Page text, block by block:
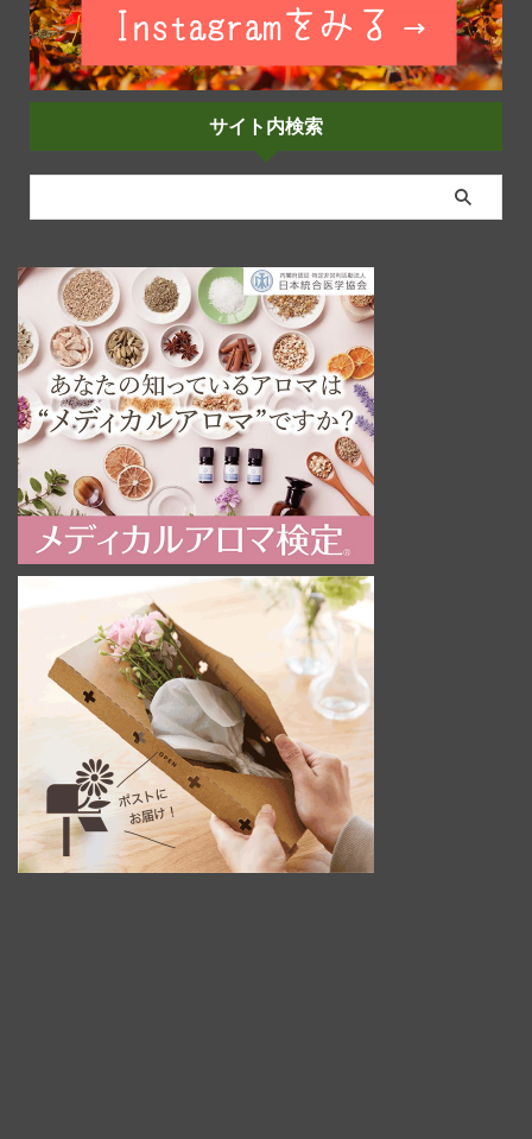
サイト内検索